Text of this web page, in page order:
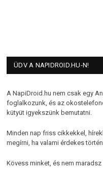
ÜDV A NAPIDROID.HU-N!
A NapiDroid.hu nem csak egy
foglalkozunk, és az
kütyüt igyekszünk bemutatni.
Minden nap friss cikkekkel,
megírni, ha valami érdekes
Kövess minket, és nem maradsz